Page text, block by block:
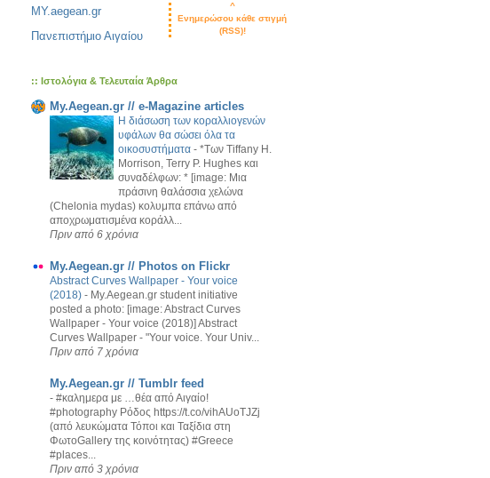
MY.aegean.gr
Πανεπιστήμιο Αιγαίου
^
Ενημερώσου κάθε στιγμή
(RSS)!
:: Ιστολόγια & Τελευταία Άρθρα
My.Aegean.gr // e-Magazine articles
Η διάσωση των κοραλλιογενών
υφάλων θα σώσει όλα τα
οικοσυστήματα - *Των Tiffany H.
Morrison, Terry P. Hughes και
συναδέλφων: * [image: Μια
πράσινη θαλάσσια χελώνα
(Chelonia mydas) κολυμπα επάνω από
αποχρωματισμένα κοράλλ...
Πριν από 6 χρόνια
My.Aegean.gr // Photos on Flickr
Abstract Curves Wallpaper - Your voice
(2018) - My.Aegean.gr student initiative
posted a photo: [image: Abstract Curves
Wallpaper - Your voice (2018)] Abstract
Curves Wallpaper - "Your voice. Your Univ...
Πριν από 7 χρόνια
My.Aegean.gr // Tumblr feed
- #καλημερα με …θέα από Αιγαίο!
#photography Ρόδος https://t.co/vihAUoTJZj
(από λευκώματα Τόποι και Ταξίδια στη
ΦωτοGallery της κοινότητας) #Greece
#places...
Πριν από 3 χρόνια